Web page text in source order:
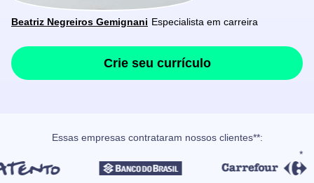
Beatriz Negreiros Gemignani Especialista em carreira
Crie seu currículo
Essas empresas contrataram nossos clientes**: